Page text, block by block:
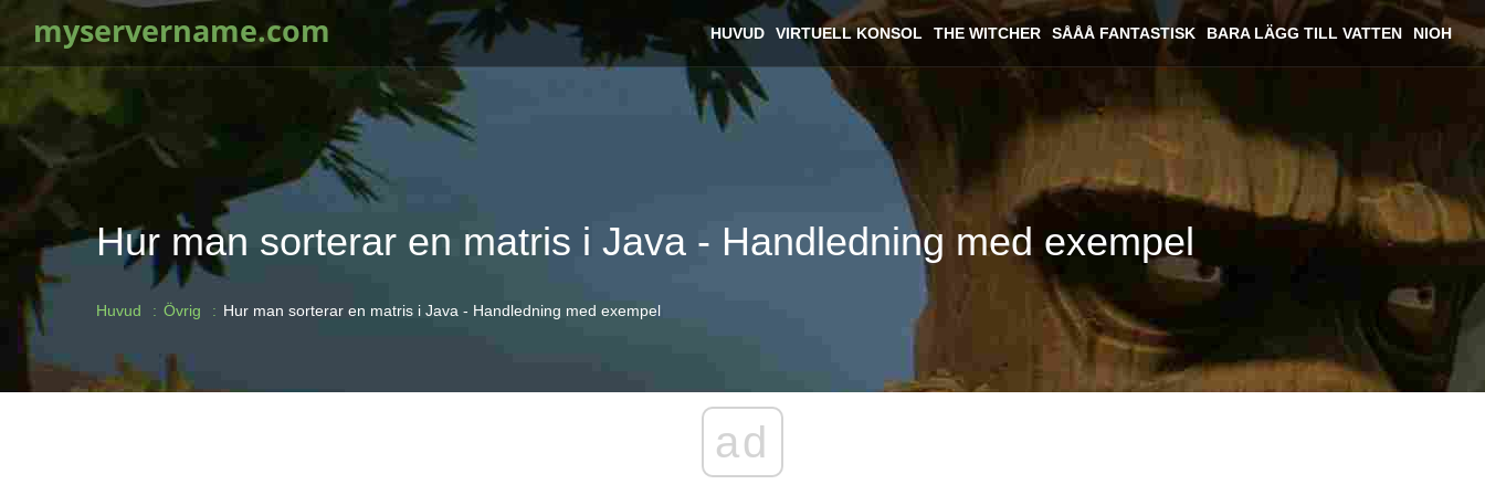
myservername.com HUVUD VIRTUELL KONSOL THE WITCHER SÅÅÅ FANTASTISK BARA LÄGG TILL VATTEN NIOH
Hur man sorterar en matris i Java - Handledning med exempel
Huvud Övrig Hur man sorterar en matris i Java - Handledning med exempel
ad